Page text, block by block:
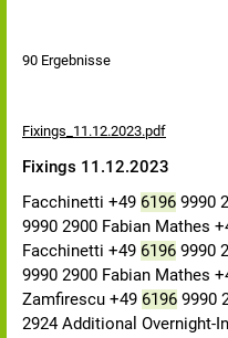
90 Ergebnisse
Fixings_11.12.2023.pdf
Fixings 11.12.2023
Facchinetti +49 6196 9990
9990 2900 Fabian Mathes
Facchinetti +49 6196 9990
9990 2900 Fabian Mathes
Zamfirescu +49 6196 9990
2924 Additional Overnight-